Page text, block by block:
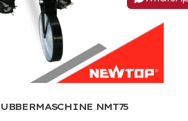
NMT75